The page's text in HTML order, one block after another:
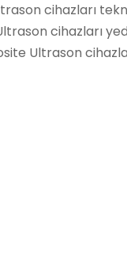
cihazları
cihazları
Ultrason